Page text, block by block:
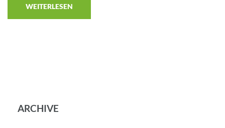
WEITERLESEN
ARCHIVE